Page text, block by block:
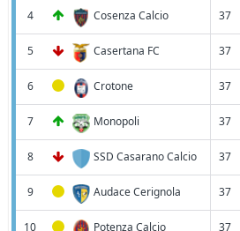
4 Cosenza Calcio 37
5 Casertana FC 37
6 Crotone 37
7 Monopoli 37
8 SSD Casarano Calcio 37
9 Audace Cerignola 37
10 Potenza Calcio 37